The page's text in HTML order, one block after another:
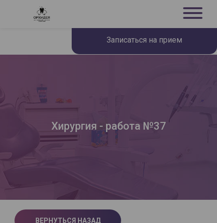
Записаться на прием
Хирургия - работа №37
ВЕРНУТЬСЯ НАЗАД